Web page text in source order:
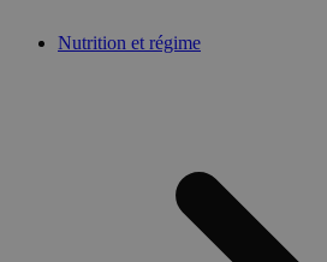
Nutrition et régime